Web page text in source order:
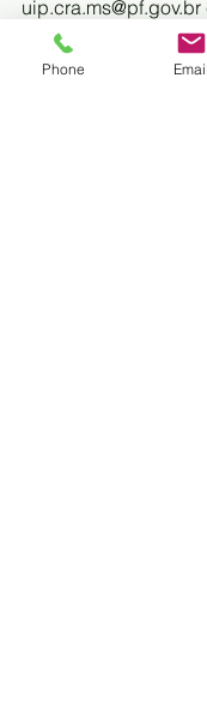
99202  8240. Caso
informações sobre
Phone Email